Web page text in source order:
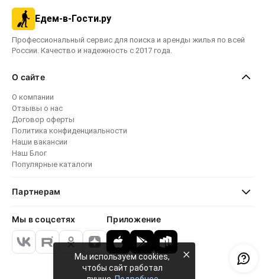
Едем-в-Гости.ру
Профессиональный сервис для поиска и аренды жилья по всей
России. Качество и надежность с 2017 года.
О сайте
О компании
Отзывы о нас
Договор оферты
Политика конфиденциальности
Наши вакансии
Наш Блог
Популярные каталоги
Партнерам
Мы в соцсетях Приложение
Мы используем cookies,
чтобы сайт работал
×